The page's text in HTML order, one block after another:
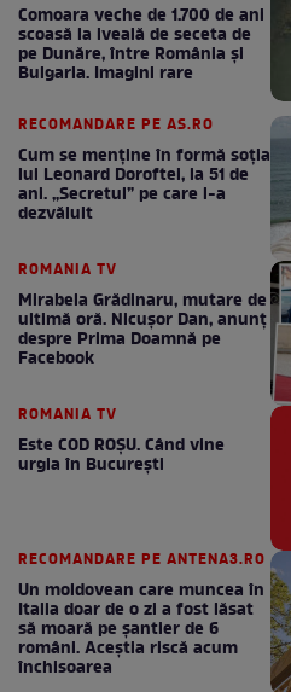
Comoara veche de 1.700 de ani
scoasă la iveală de seceta de
pe Dunăre, între România şi
Bulgaria. Imagini rare
RECOMANDARE PE AS.RO
Cum se menţine în formă soţia
lui Leonard Doroftei, la 51 de
ani. „Secretul” pe care l-a
dezvăluit
ROMANIA TV
Mirabela Grădinaru, mutare de
ultimă oră. Nicuşor Dan, anunţ
despre Prima Doamnă pe
Facebook
ROMANIA TV
Este COD ROŞU. Când vine
urgia în Bucureşti
RECOMANDARE PE ANTENA3.RO
Un moldovean care muncea în
Italia doar de o zi a fost lăsat
să moară pe şantier de 6
români. Aceștia riscă acum
închisoarea